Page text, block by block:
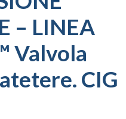
– LINEA
Valvola
CIG